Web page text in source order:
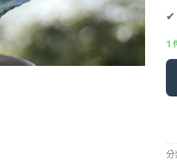
✔
1
分